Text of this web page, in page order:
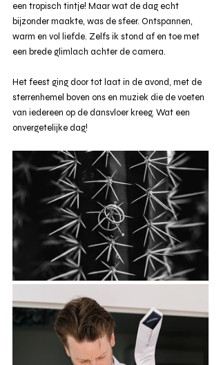
een tropisch tintje! Maar wat de dag echt
bijzonder maakte, was de sfeer. Ontspannen,
warm en vol liefde. Zelfs ik stond af en toe met
een brede glimlach achter de camera.
Het feest ging door tot laat in de avond, met de
sterrenhemel boven ons en muziek die de voeten
van iedereen op de dansvloer kreeg. Wat een
onvergetelijke dag!